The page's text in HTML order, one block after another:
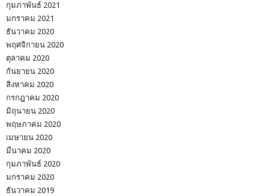
กุมภาพันธ์ 2021
มกราคม 2021
ธันวาคม 2020
พฤศจิกายน 2020
ตุลาคม 2020
กันยายน 2020
สิงหาคม 2020
กรกฎาคม 2020
มิถุนายน 2020
พฤษภาคม 2020
เมษายน 2020
มีนาคม 2020
กุมภาพันธ์ 2020
มกราคม 2020
ธันวาคม 2019